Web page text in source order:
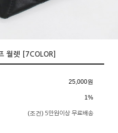
월렛 [7COLOR]
25,000원
1%
(조건) 5만원이상 무료배송